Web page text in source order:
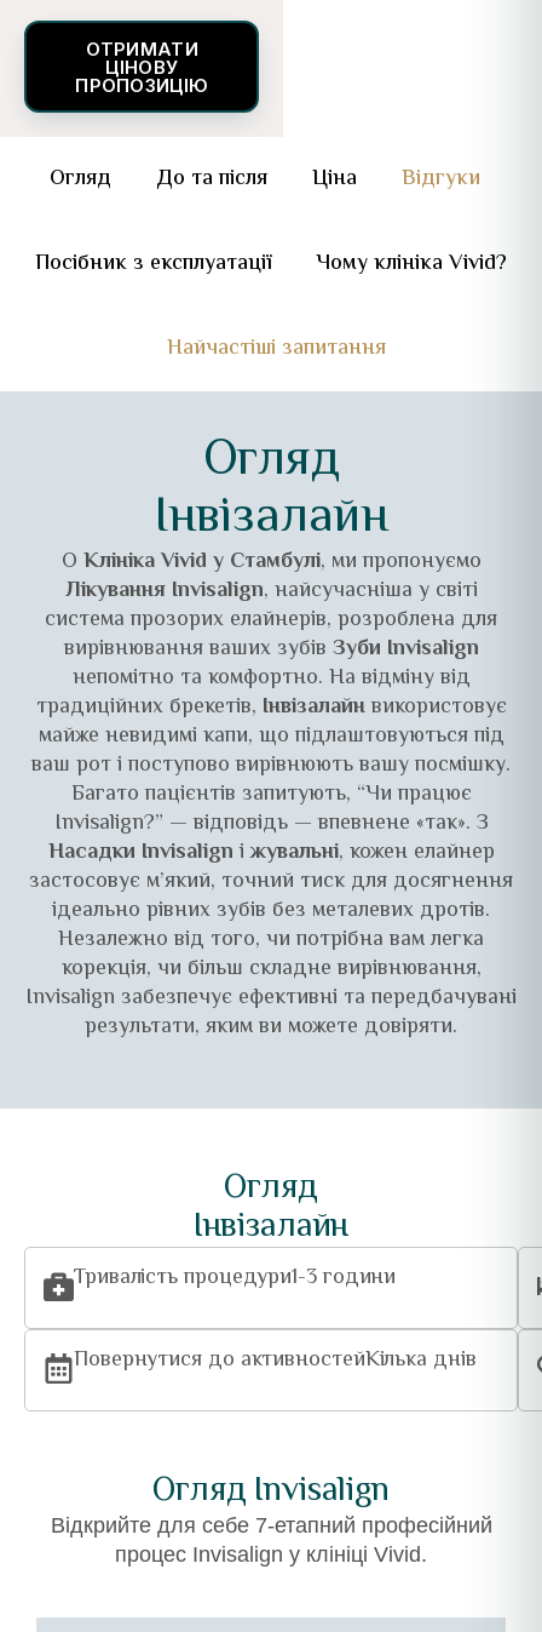
ОТРИМАТИ
ЦІНОВУ
ПРОПОЗИЦІЮ
Огляд До та після Ціна Відгуки
Посібник з експлуатації Чому клініка Vivid?
Найчастіші запитання
Огляд
Інвізалайн
О Клініка Vivid у Стамбулі, ми пропонуємо
Лікування Invisalign, найсучасніша у світі
система прозорих елайнерів, розроблена для
вирівнювання ваших зубів Зуби Invisalign
непомітно та комфортно. На відміну від
традиційних брекетів, Інвізалайнвикористовує
майже невидимі капи, що підлаштовуються під
ваш рот і поступово вирівнюють вашу посмішку.
Багато пацієнтів запитують, “Чи працює
Invisalign?” — відповідь — впевнене «так». З
Насадки Invisalignіжувальні, кожен елайнер
застосовує м’який, точний тиск для досягнення
ідеально рівних зубів без металевих дротів.
Незалежно від того, чи потрібна вам легка
корекція, чи більш складне вирівнювання,
Invisalign забезпечує ефективні та передбачувані
результати, яким ви можете довіряти.
Огляд
Інвізалайн
Тривалість процедури1-3 години
Повернутися до активностейКілька днів
Огляд Invisalign
Відкрийте для себе 7-етапний професійний
процес Invisalign у клініці Vivid.